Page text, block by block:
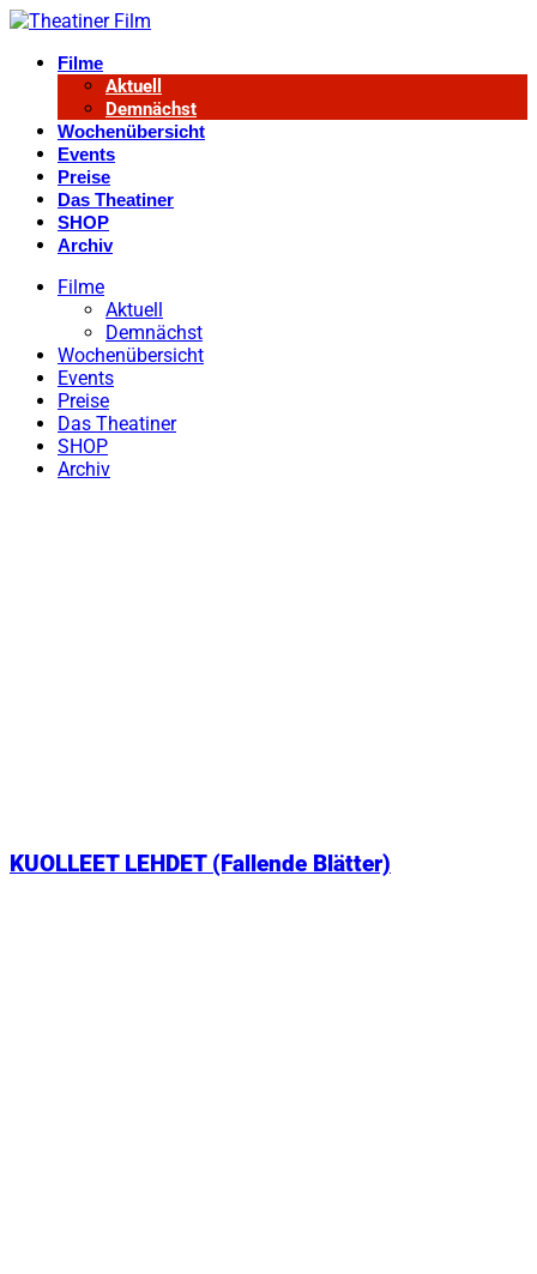
Filme
Aktuell
Demnächst
Wochenübersicht
Events
Preise
Das Theatiner
SHOP
Archiv
Filme
Aktuell
Demnächst
Wochenübersicht
Events
Preise
Das Theatiner
SHOP
Archiv
KUOLLEET LEHDET (Fallende Blätter)